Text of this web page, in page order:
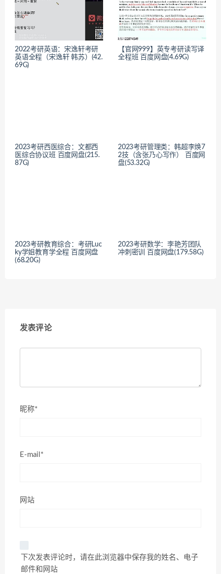
2022考研英语：宋逸轩考研
英语全程（宋逸轩 韩苏）(42.
69G)
【官网999】英专考研读写译
全程班 百度网盘(4.69G)
2023考研西医综合：文都西
医综合协议班 百度网盘(215.
87G)
2023考研管理类：韩超李焕7
2技（含张乃心写作） 百度网
盘(53.32G)
2023考研教育综合：考研Luc
ky学姐教育学全程 百度网盘
(68.20G)
2023考研数学：李艳芳团队
冲刺密训 百度网盘(179.58G)
发表评论
昵称*
E-mail*
网站
下次发表评论时，请在此浏览器中保存我的姓名、电子
邮件和网站